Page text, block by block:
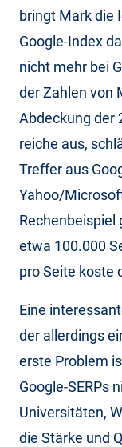
bringt Mark die
Google-Index
nicht mehr bei
der Zahlen von
Abdeckung der
reiche aus,
Treffer aus
Yahoo/
Rechenbeispiel
etwa 100.000
pro Seite koste
Eine
der allerdings
erste Problem
Google-SERPs
Universitäten,
die Stärke und